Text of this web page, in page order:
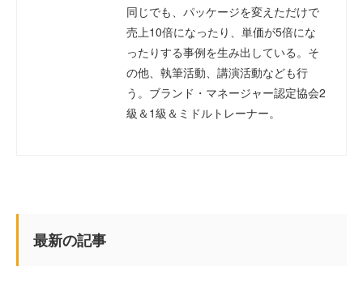
同じでも、パッケージを変えただけで
売上10倍になったり、単価が5倍にな
ったりする事例を生み出している。そ
の他、執筆活動、講演活動なども行
う。ブランド・マネージャー認定協会2
級＆1級＆ミドルトレーナー。
最新の記事